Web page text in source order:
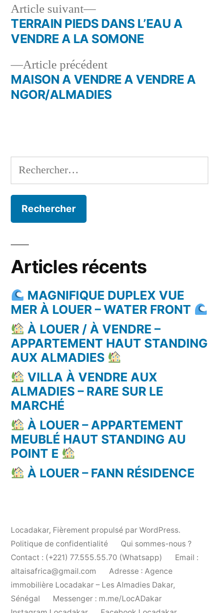
Navigation
l’article
Article précédentArticle
précédent :
MAISON A VENDRE A VENDRE A
NGOR/ALMADIES
Article suivant
Article
suivant :
TERRAIN PIEDS DANS L’EAU A
VENDRE A LA SOMONE
Rechercher :
Articles récents
MAGNIFIQUE DUPLEX VUE
MER À LOUER – WATER FRONT
À LOUER / À VENDRE –
APPARTEMENT HAUT STANDING
AUX ALMADIES
VILLA À VENDRE AUX
ALMADIES – RARE SUR LE
MARCHÉ
À LOUER – APPARTEMENT
MEUBLÉ HAUT STANDING AU
POINT E
À LOUER – FANN RÉSIDENCE
Locadakar, Fièrement propulsé par WordPress.
Politique de confidentialité
Qui sommes-nous ?
Contact : (+221) 77.555.55.70 (Whatsapp)
Email :
altaisafrica@gmail.com
Adresse : Agence
immobilière Locadakar – Les Almadies Dakar,
Sénégal
Messenger : m.me/LocADakar